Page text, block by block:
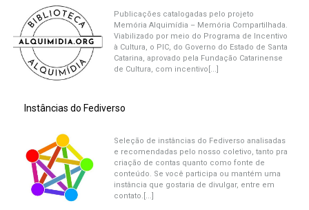
Publicações catalogadas pelo projeto
Memória Alquimídia – Memória Compartilhada.
Viabilizado por meio do Programa de Incentivo
à Cultura, o PIC, do Governo do Estado de Santa
Catarina, aprovado pela Fundação Catarinense
de Cultura, com incentivo[...]
Instâncias do Fediverso
Seleção de instâncias do Fediverso analisadas
e recomendadas pelo nosso coletivo, tanto pra
criação de contas quanto como fonte de
conteúdo. Se você participa ou mantém uma
instância que gostaria de divulgar, entre em
contato.[...]